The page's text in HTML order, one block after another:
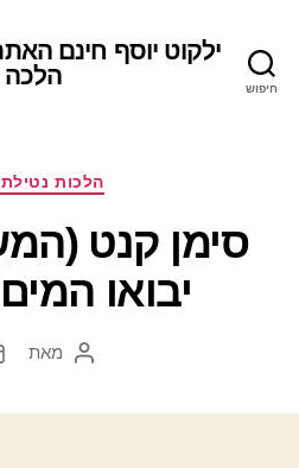
חיפוש
ילקוט יוסף חינם
הלכה
הלכות נטילת
סימן קנט
יבואו
המחבר
מאת